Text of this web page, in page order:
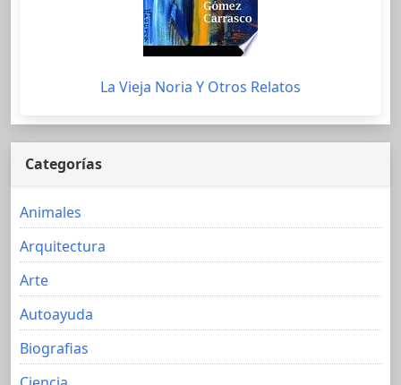
La Vieja Noria Y Otros Relatos
Categorías
Animales
Arquitectura
Arte
Autoayuda
Biografias